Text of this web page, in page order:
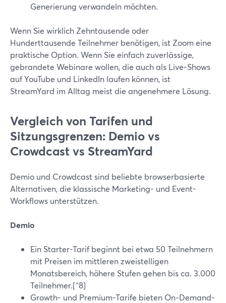
Generierung verwandeln möchten.
Wenn Sie wirklich Zehntausende oder
Hunderttausende Teilnehmer benötigen, ist Zoom eine
praktische Option. Wenn Sie einfach zuverlässige,
gebrandete Webinare wollen, die auch als Live-Shows
auf YouTube und LinkedIn laufen können, ist
StreamYard im Alltag meist die angenehmere Lösung.
Vergleich von Tarifen und
Sitzungsgrenzen: Demio vs
Crowdcast vs StreamYard
Demio und Crowdcast sind beliebte browserbasierte
Alternativen, die klassische Marketing- und Event-
Workflows unterstützen.
Demio
Ein Starter-Tarif beginnt bei etwa 50 Teilnehmern
mit Preisen im mittleren zweistelligen
Monatsbereich, höhere Stufen gehen bis ca. 3.000
Teilnehmer.[^8]
Growth- und Premium-Tarife bieten On‑Demand-